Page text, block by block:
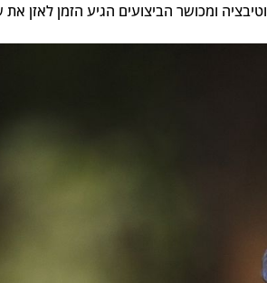
ומכושר הביצועים הגיע הזמן לאזן